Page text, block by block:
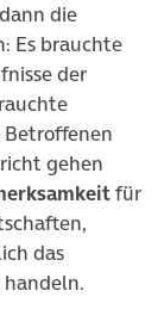
die
Es brauchte
der
gehen
für
das